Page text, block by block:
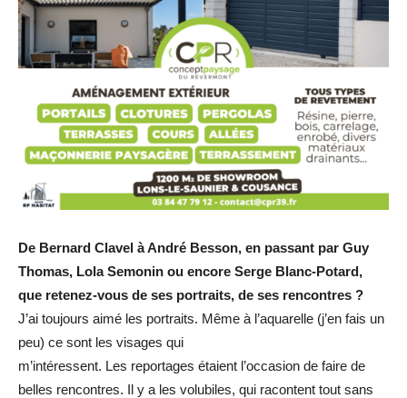
De Bernard Clavel à André Besson, en passant par Guy
Thomas, Lola Semonin ou encore Serge Blanc-Potard,
que retenez-vous de ses portraits, de ses rencontres ?
J’ai toujours aimé les portraits. Même à l’aquarelle (j’en fais un
peu) ce sont les visages qui
m’intéressent. Les reportages étaient l’occasion de faire de
belles rencontres. Il y a les volubiles, qui racontent tout sans